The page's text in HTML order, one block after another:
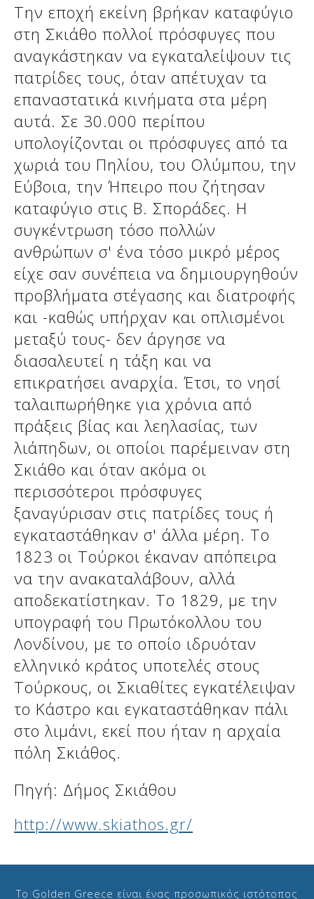
Την εποχή εκείνη βρήκαν καταφύγιο
στη Σκιάθο πολλοί πρόσφυγες που
αναγκάστηκαν να εγκαταλείψουν τις
πατρίδες τους, όταν απέτυχαν τα
επαναστατικά κινήματα στα μέρη
αυτά. Σε 30.000 περίπου
υπολογίζονται οι πρόσφυγες από τα
χωριά του Πηλίου, του Ολύμπου, την
Εύβοια, την Ήπειρο που ζήτησαν
καταφύγιο στις Β. Σποράδες. Η
συγκέντρωση τόσο πολλών
ανθρώπων σ' ένα τόσο μικρό μέρος
είχε σαν συνέπεια να δημιουργηθούν
προβλήματα στέγασης και διατροφής
και -καθώς υπήρχαν και οπλισμένοι
μεταξύ τους- δεν άργησε να
διασαλευτεί η τάξη και να
επικρατήσει αναρχία. Έτσι, το νησί
ταλαιπωρήθηκε για χρόνια από
πράξεις βίας και λεηλασίας, των
λιάπηδων, οι οποίοι παρέμειναν στη
Σκιάθο και όταν ακόμα οι
περισσότεροι πρόσφυγες
ξαναγύρισαν στις πατρίδες τους ή
εγκαταστάθηκαν σ' άλλα μέρη. Το
1823 οι Τούρκοι έκαναν απόπειρα
να την ανακαταλάβουν, αλλά
αποδεκατίστηκαν. Το 1829, με την
υπογραφή του Πρωτόκολλου του
Λονδίνου, με το οποίο ιδρυόταν
ελληνικό κράτος υποτελές στους
Τούρκους, οι Σκιαθίτες εγκατέλειψαν
το Κάστρο και εγκαταστάθηκαν πάλι
στο λιμάνι, εκεί που ήταν η αρχαία
πόλη Σκιάθος.
Πηγή: Δήμος Σκιάθου
http://www.skiathos.gr/
Το Golden Greece είναι ένας προσωπικός ιστότοπος